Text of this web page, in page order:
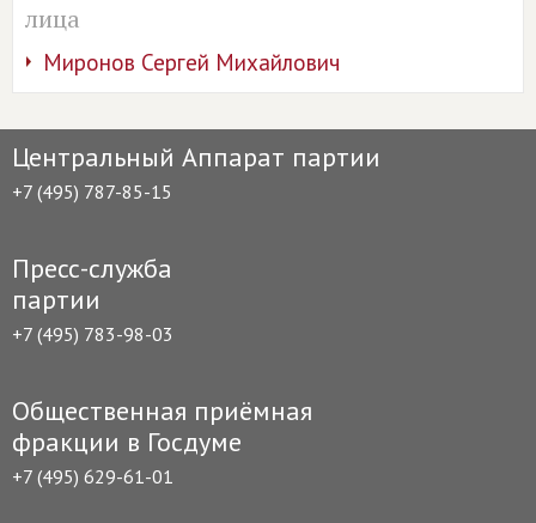
лица
Миронов Сергей Михайлович
Центральный Аппарат партии
+7 (495) 787-85-15
Пресс-служба
партии
+7 (495) 783-98-03
Общественная приёмная
фракции в Госдуме
+7 (495) 629-61-01